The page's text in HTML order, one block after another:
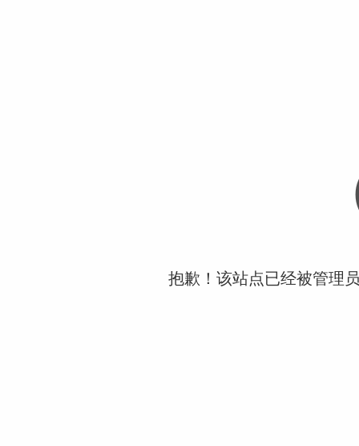
抱歉！该站点已经被管理